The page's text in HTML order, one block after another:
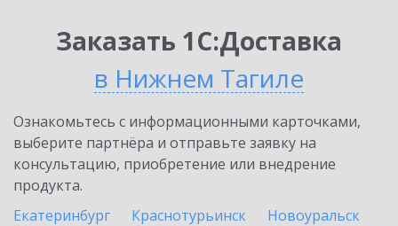
Заказать 1С:Доставка
в Нижнем Тагиле
Ознакомьтесь с информационными карточками,
выберите партнёра и отправьте заявку на
консультацию, приобретение или внедрение
продукта.
Екатеринбург
Краснотурьинск
Новоуральск